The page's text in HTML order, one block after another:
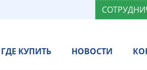
ГДЕ КУПИТЬ НОВОСТИ